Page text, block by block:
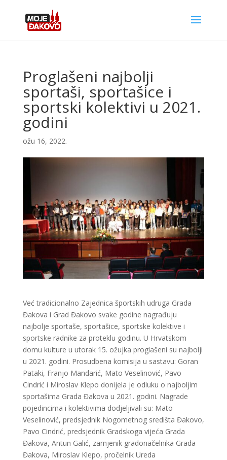
Proglašeni najbolji
sportaši, sportašice i
sportski kolektivi u 2021.
godini
ožu 16, 2022.
Već tradicionalno Zajednica športskih udruga Grada
Đakova i Grad Đakovo svake godine nagrađuju
najbolje sportaše, sportašice, sportske kolektive i
sportske radnike za proteklu godinu. U Hrvatskom
domu kulture u utorak 15. ožujka proglašeni su najbolji
u 2021. godini. Prosudbena komisija u sastavu: Goran
Pataki, Franjo Mandarić, Mato Veselinović, Pavo
Cindrić i Miroslav Klepo donijela je odluku o najboljim
sportašima Grada Đakova u 2021. godini. Nagrade
pojedincima i kolektivima dodjeljivali su: Mato
Veselinović, predsjednik Nogometnog središta Đakovo,
Pavo Cindrić, predsjednik Gradskoga vijeća Grada
Đakova, Antun Galić, zamjenik gradonačelnika Grada
Đakova, Miroslav Klepo, pročelnik Ureda